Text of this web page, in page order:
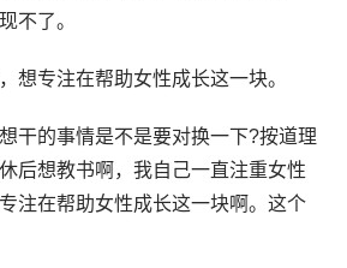
不了。
想专注在帮助女性成长这一块。
干的事情是不是要对换一下?按道理
后想教书啊，我自己一直注重女性
注在帮助女性成长这一块啊。这个